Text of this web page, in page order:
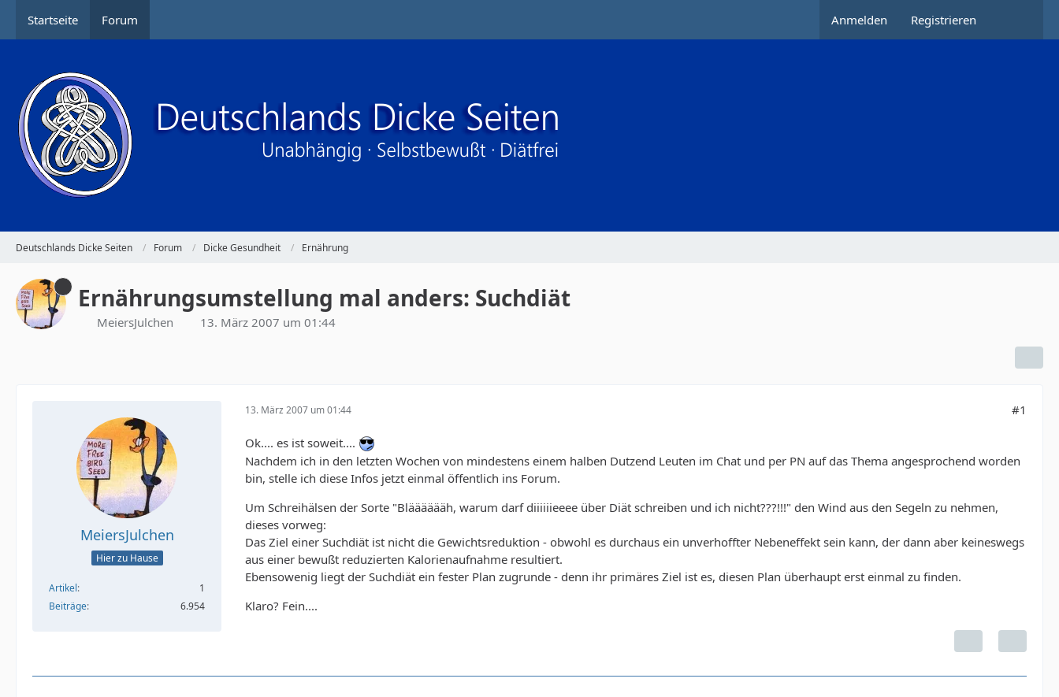
Startseite Forum Anmelden Registrieren
Deutschlands Dicke Seiten Forum Dicke Gesundheit Ernährung
Ernährungsumstellung mal anders: Suchdiät
MeiersJulchen 13. März 2007 um 01:44
MeiersJulchen
Hier zu Hause
Artikel
1
Beiträge
6.954
13. März 2007 um 01:44 #1
Ok.... es ist soweit....
Nachdem ich in den letzten Wochen von mindestens einem halben Dutzend Leuten im Chat und per PN auf das Thema angesprochend worden
bin, stelle ich diese Infos jetzt einmal öffentlich ins Forum.
Um Schreihälsen der Sorte "Blääääääh, warum darf diiiiiieeee über Diät schreiben und ich nicht???!!!" den Wind aus den Segeln zu nehmen,
dieses vorweg:
Das Ziel einer Suchdiät ist nicht die Gewichtsreduktion - obwohl es durchaus ein unverhoffter Nebeneffekt sein kann, der dann aber keineswegs
aus einer bewußt reduzierten Kalorienaufnahme resultiert.
Ebensowenig liegt der Suchdiät ein fester Plan zugrunde - denn ihr primäres Ziel ist es, diesen Plan überhaupt erst einmal zu finden.
Klaro? Fein....